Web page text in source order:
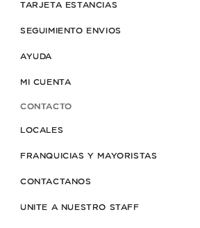
TARJETA ESTANCIAS
SEGUIMIENTO ENVIOS
AYUDA
MI CUENTA
CONTACTO
LOCALES
FRANQUICIAS Y MAYORISTAS
CONTACTANOS
UNITE A NUESTRO STAFF